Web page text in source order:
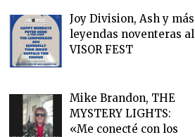
Joy Division, Ash y más
leyendas noventeras al
VISOR FEST
Mike Brandon, THE
MYSTERY LIGHTS:
«Me conecté con los